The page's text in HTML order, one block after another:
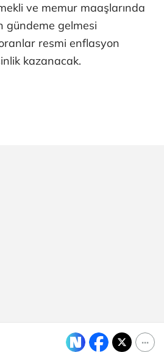
ve memur maaşlarında
gündeme gelmesi
resmi enflasyon
kazanacak.